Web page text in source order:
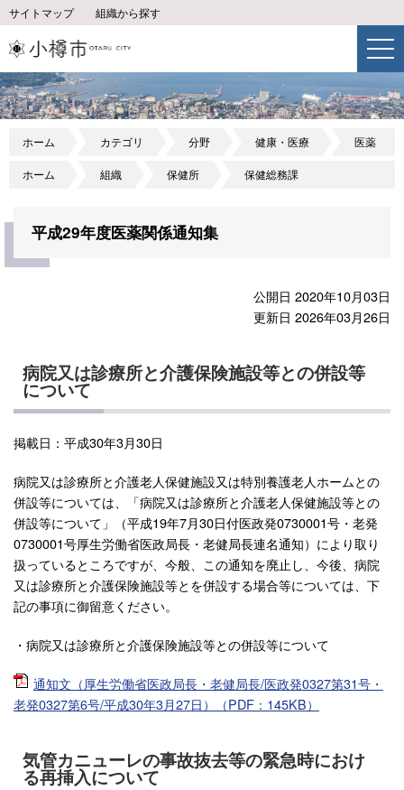
サイトマップ 組織から探す
ホーム カテゴリ 分野 健康・医療 医薬
ホーム 組織 保健所 保健総務課
平成29年度医薬関係通知集
公開日 2020年10月03日
更新日 2026年03月26日
病院又は診療所と介護保険施設等との併設等
について
掲載日：平成30年3月30日
病院又は診療所と介護老人保健施設又は特別養護老人ホームとの
併設等については、「病院又は診療所と介護老人保健施設等との
併設等について」（平成19年7月30日付医政発0730001号・老発
0730001号厚生労働省医政局長・老健局長連名通知）により取り
扱っているところですが、今般、この通知を廃止し、今後、病院
又は診療所と介護保険施設等とを併設する場合等については、下
記の事項に御留意ください。
・病院又は診療所と介護保険施設等との併設等について
通知文（厚生労働省医政局長・老健局長/医政発0327第31号・
老発0327第6号/平成30年3月27日）（PDF：145KB）
気管カニューレの事故抜去等の緊急時におけ
る再挿入について